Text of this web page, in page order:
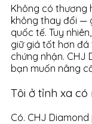
Không có thương
không thay đổi —
quốc tế. Tuy
giữ giá tốt hơn
chứng nhận. CHJ
bạn muốn nâng
Tôi ở tỉnh xa
Có. CHJ